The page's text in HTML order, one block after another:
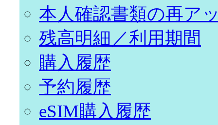
本人確認書類の再ア
残高明細／利用期間
購入履歴
予約履歴
eSIM購入履歴